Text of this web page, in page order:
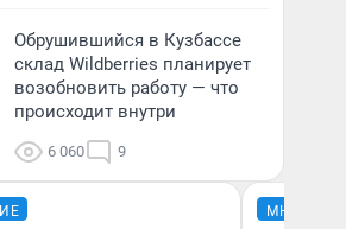
Обрушившийся в Кузбассе
склад Wildberries планирует
возобновить работу — что
происходит внутри
6 060 9
МНЕНИЕ